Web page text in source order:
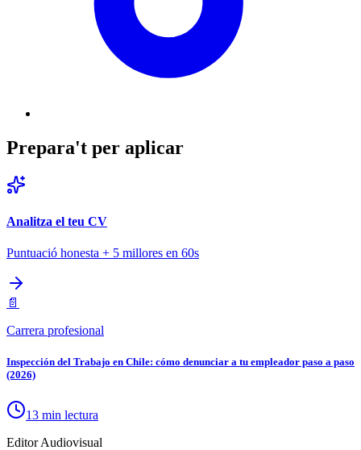
Prepara't per aplicar
Analitza el teu CV
Puntuació honesta + 5 millores en 60s
📄
Carrera profesional
Inspección del Trabajo en Chile: cómo denunciar a tu empleador paso a paso
(2026)
13 min lectura
Editor Audiovisual